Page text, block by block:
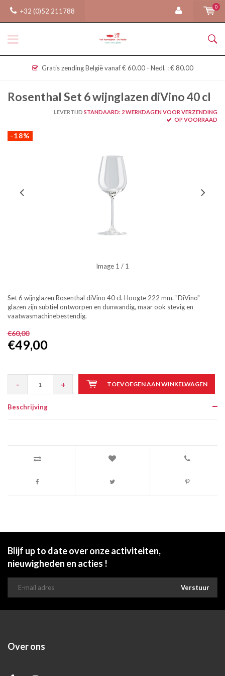
+32 (0)52 211788
0
Gratis zending België vanaf € 60.00 - Nedl. : € 80.00
Rosenthal Set 6 wijnglazen diVino 40 cl
LEVERTIJD STANDAARD: 2 WERKDAGEN VOOR VERZENDING
OP VOORRAAD
-18%
Image 1 / 1
Set 6 wijnglazen Rosenthal diVino 40 cl. Hoogte 222 mm. "DiVino"
glazen zijn subtiel ontworpen en dunwandig, maar ook stevig en
vaatwasmachinebestendig.
€60,00
€49,00
- + TOEVOEGEN AAN WINKELWAGEN
Beschrijving
Blijf up to date over onze activiteiten,
nieuwigheden en acties !
Verstuur
Over ons